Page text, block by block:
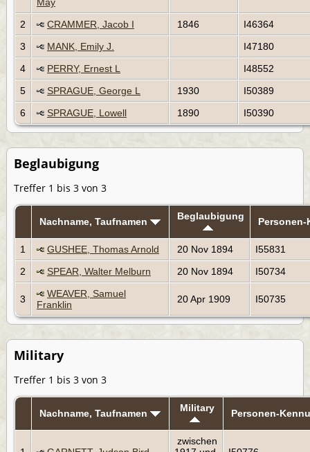
2 CRAMMER, Jacob I 1846
I46364
3
MANK, Emily J.
I47180
4
PERRY, Ernest L
I48552
5
SPRAGUE, George L 1930
I50389
6
SPRAGUE, Lowell 1890 I50390
Beglaubigung
Treffer 1 bis 3 von 3
Nachname, Taufnamen Beglaubigung
1 GUSHEE, Thomas Arnold 20 Nov 1894
I55831
2
SPEAR, Walter Melburn 20 Nov 1894 I50734
3
WEAVER, Samuel
Franklin
20 Apr 1909 I50735
Military
Treffer 1 bis 3 von 3
Nachname, Taufnamen Military Personen-
zwischen